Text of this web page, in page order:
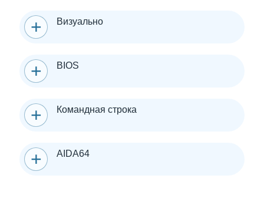
Визуально
BIOS
Командная строка
AIDA64